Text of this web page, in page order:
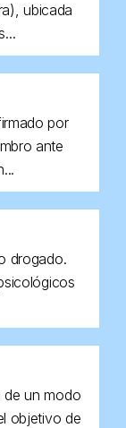
ubicada
por
ante
drogado.
de un modo
objetivo de